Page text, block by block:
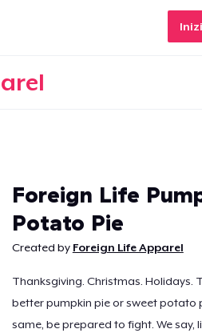
Foreign Life
Potato Pie
Created by Foreign Life Apparel
Thanksgiving. Christmas. Holidays.
better pumpkin pie or sweet potato
same, be prepared to fight. We say,